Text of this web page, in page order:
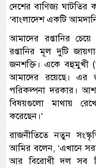
দেশের বাণিজ্য ঘাটতির
‘বাংলাদেশ একটি
আমাদের রপ্তানির
রপ্তানির মূল দুটি
জনশক্তি। একে বহুমুখী
আমাদের রয়েছে। এর
পরিকল্পনা দরকার।
বিষয়গুলো মাথায়
করেছেন।’
রাজনীতিতে নতুন
আমির বলেন, ‘এখানে
আর বিরোধী দল সব